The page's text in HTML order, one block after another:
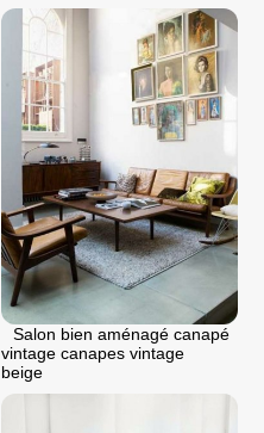
Salon bien aménagé canapé
vintage canapes vintage
beige